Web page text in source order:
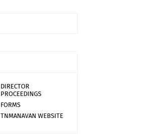
DIRECTOR
PROCEEDINGS
FORMS
TNMANAVAN WEBSITE